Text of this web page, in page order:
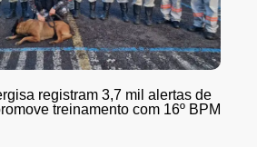
registram 3,7 mil alertas de
treinamento com 16º BPM